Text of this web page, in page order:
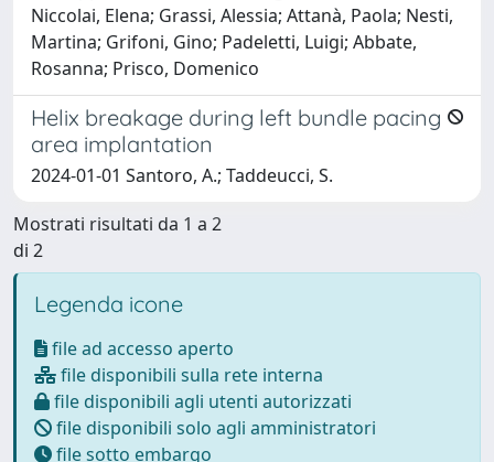
Niccolai, Elena; Grassi, Alessia; Attanà, Paola; Nesti,
Martina; Grifoni, Gino; Padeletti, Luigi; Abbate,
Rosanna; Prisco, Domenico
Helix breakage during left bundle pacing
area implantation
2024-01-01 Santoro, A.; Taddeucci, S.
Mostrati risultati da 1 a 2
di 2
Legenda icone
file ad accesso aperto
file disponibili sulla rete interna
file disponibili agli utenti autorizzati
file disponibili solo agli amministratori
file sotto embargo